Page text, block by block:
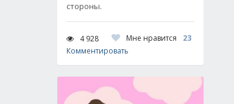
стороны.
4 928 Мне нравится
23
Комментировать